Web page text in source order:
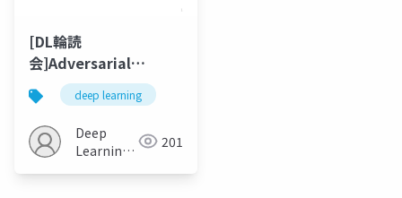
[DL輪読
会]Adversarial
Feature Matching for
Text Generation
deep learning
Deep
Learning
201